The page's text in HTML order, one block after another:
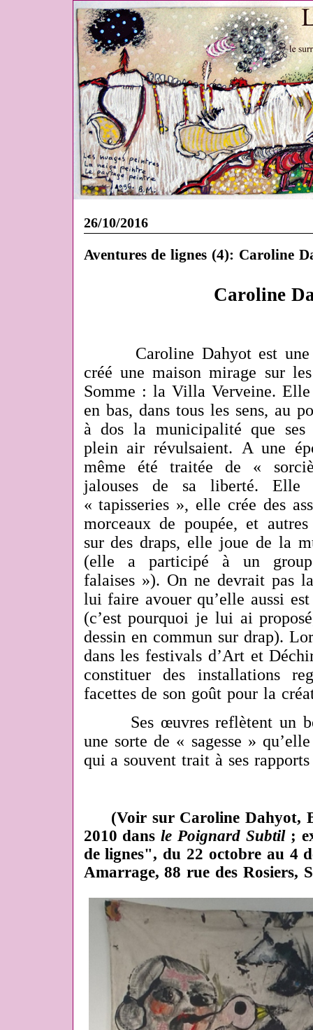
26/10/2016
Aventures de lignes (4): Caroline
Caroline
Caroline Dahyot est une
créé une maison mirage sur
Somme : la Villa Verveine.
en bas, dans tous les sens, au
à dos la municipalité que ses
plein air révulsaient. A une
même été traitée de «
jalouses de sa liberté. Elle
« tapisseries », elle crée des
morceaux de poupée, et
sur des draps, elle joue de la
(elle a participé à un
falaises »). On ne devrait pas
lui faire avouer qu’elle aussi
(c’est pourquoi je lui ai
dessin en commun sur drap).
dans les festivals d’Art et
constituer des installations
facettes de son goût pour la
Ses œuvres reflètent un
une sorte de « sagesse »
qui a souvent trait à ses
(Voir sur Caroline Dahyot,
2010 dansle Poignard Subtil;
de lignes", du 22 octobre au 4
Amarrage, 88 rue des Rosiers,